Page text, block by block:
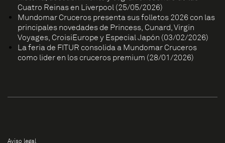
Cuatro Reinas en Liverpool (25/05/2026)
Mundomar Cruceros presenta sus folletos 2026 con las
principales novedades de Princess, Cunard, Virgin
Voyages, CroisiEurope y Especial Japón (03/02/2026)
La feria de FITUR consolida a Mundomar Cruceros
como líder en los cruceros premium (28/01/2026)
Aviso legal